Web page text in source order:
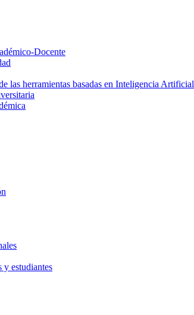
Docente
las herramientas basadas en Inteligencia Artificial
y estudiantes